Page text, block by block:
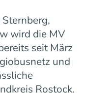
wird die MV
seit März
und
Rostock.